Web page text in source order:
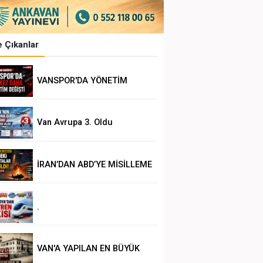
Çıkanlar
VANSPOR'DA YÖNETİM
Van Avrupa 3. Oldu
İRAN’DAN ABD’YE MİSİLLEME
.
VAN'A YAPILAN EN BÜYÜK